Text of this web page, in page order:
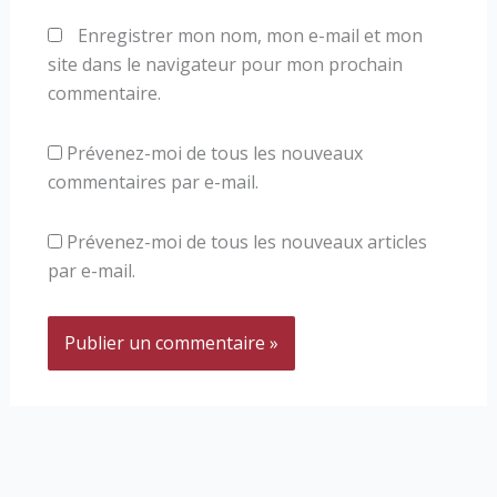
Enregistrer mon nom, mon e-mail et mon
site dans le navigateur pour mon prochain
commentaire.
Prévenez-moi de tous les nouveaux
commentaires par e-mail.
Prévenez-moi de tous les nouveaux articles
par e-mail.